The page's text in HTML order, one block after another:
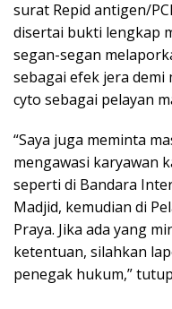
surat Repid antigen/
disertai bukti lengkap
segan-segan
sebagai efek jera
cyto sebagai pelayan
“Saya juga meminta
mengawasi karyawan
seperti di Bandara
Madjid, kemudian di
Praya. Jika ada yang
ketentuan, silahkan
penegak hukum,”